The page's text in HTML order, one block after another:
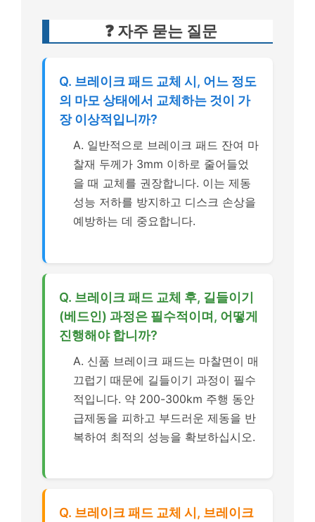
❓ 자주 묻는 질문
Q. 브레이크 패드 교체 시, 어느 정도
의 마모 상태에서 교체하는 것이 가
장 이상적입니까?
A. 일반적으로 브레이크 패드 잔여 마
찰재 두께가 3mm 이하로 줄어들었
을 때 교체를 권장합니다. 이는 제동
성능 저하를 방지하고 디스크 손상을
예방하는 데 중요합니다.
Q. 브레이크 패드 교체 후, 길들이기
(베드인) 과정은 필수적이며, 어떻게
진행해야 합니까?
A. 신품 브레이크 패드는 마찰면이 매
끄럽기 때문에 길들이기 과정이 필수
적입니다. 약 200-300km 주행 동안
급제동을 피하고 부드러운 제동을 반
복하여 최적의 성능을 확보하십시오.
Q. 브레이크 패드 교체 시, 브레이크